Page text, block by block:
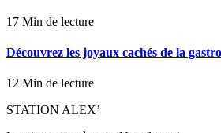
17 Min de lecture
Découvrez les joyaux cachés de la
12 Min de lecture
STATION ALEX’